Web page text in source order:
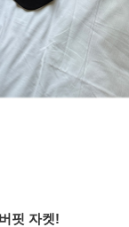
핏 자켓!